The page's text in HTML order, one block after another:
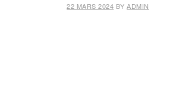
22 MARS 2024 BYADMIN